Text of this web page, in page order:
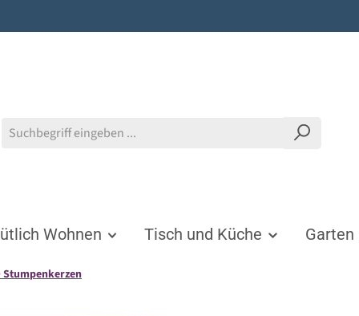
Wohnen Tisch und Küche Garten
Stumpenkerzen